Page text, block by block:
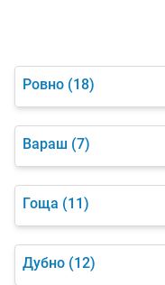
Ровно (18)
Вараш (7)
Гоща (11)
Дубно (12)